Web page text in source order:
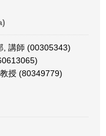
, 講師 (00305343)
授 (80349779)